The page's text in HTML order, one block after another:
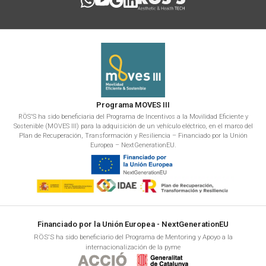
Programa MOVES III
RÖS'S ha sido beneficiaria del Programa de Incentivos a la Movilidad Eficiente y
Sostenible (MOVES III) para la adquisición de un vehículo eléctrico, en el marco del
Plan de Recuperación, Transformación y Resiliencia – Financiado por la Unión
Europea – NextGenerationEU.
Financiado por la Unión Europea - NextGenerationEU
RÖS'S ha sido beneficiario del Programa de Mentoring y Apoyo a la
internacionalización de la pyme